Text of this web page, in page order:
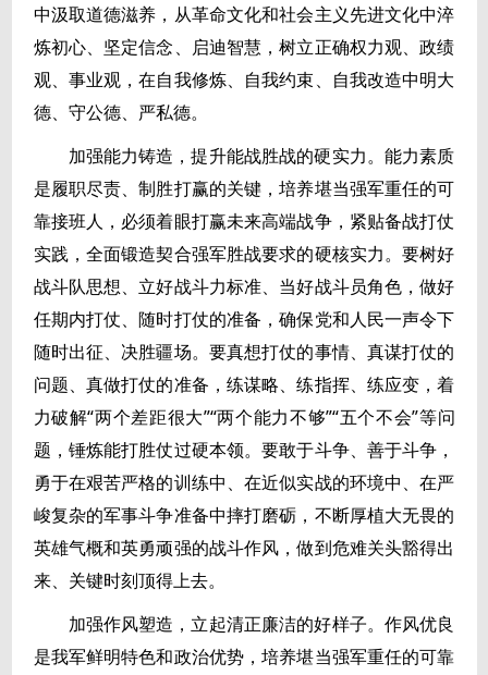
中汲取道德滋养，从革命文化和社会主义先进文化中淬
炼初心、坚定信念、启迪智慧，树立正确权力观、政绩
观、事业观，在自我修炼、自我约束、自我改造中明大
德、守公德、严私德。
加强能力铸造，提升能战胜战的硬实力。能力素质
是履职尽责、制胜打赢的关键，培养堪当强军重任的可
靠接班人，必须着眼打赢未来高端战争，紧贴备战打仗
实践，全面锻造契合强军胜战要求的硬核实力。要树好
战斗队思想、立好战斗力标准、当好战斗员角色，做好
任期内打仗、随时打仗的准备，确保党和人民一声令下
随时出征、决胜疆场。要真想打仗的事情、真谋打仗的
问题、真做打仗的准备，练谋略、练指挥、练应变，着
力破解“两个差距很大”“两个能力不够”“五个不会”等问
题，锤炼能打胜仗过硬本领。要敢于斗争、善于斗争，
勇于在艰苦严格的训练中、在近似实战的环境中、在严
峻复杂的军事斗争准备中摔打磨砺，不断厚植大无畏的
英雄气概和英勇顽强的战斗作风，做到危难关头豁得出
来、关键时刻顶得上去。
加强作风塑造，立起清正廉洁的好样子。作风优良
是我军鲜明特色和政治优势，培养堪当强军重任的可靠